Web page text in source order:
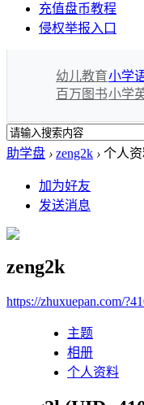
充值盘币教程
侵权举报入口
幼儿教育小学
百万图书小学
助学盘 › zeng2k › 个人
加为好友
发送消息
zeng2k
https://zhuxuepan.com/
主题
相册
个人资料